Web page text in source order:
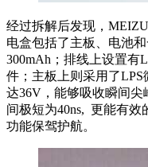
经过拆解后发现，
电盒包括了主板、电池
300mAh；排线上设置有
件；主板上则采用了LPS
达36V，能够吸收瞬间
间极短为40ns, 更能有
功能保驾护航。